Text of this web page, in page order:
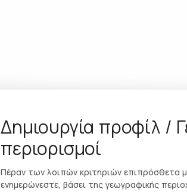
Δημιουργία προφίλ /
περιορισμοί
Πέραν των λοιπών κριτηριών επιπρόσθετα
ενημερώνεστε, βάσει της γεωγραφικής